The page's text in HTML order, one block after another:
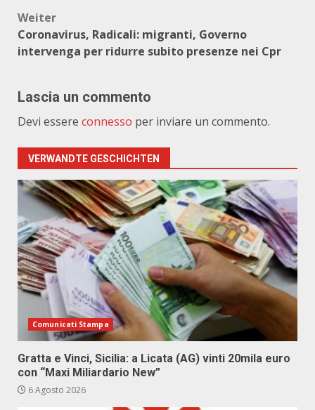
Weiter
Coronavirus, Radicali: migranti, Governo
intervenga per ridurre subito presenze nei Cpr
Lascia un commento
Devi essere connesso per inviare un commento.
VERWANDTE GESCHICHTEN
Comunicati Stampa
Gratta e Vinci, Sicilia: a Licata (AG) vinti 20mila euro
con “Maxi Miliardario New”
6 Agosto 2026